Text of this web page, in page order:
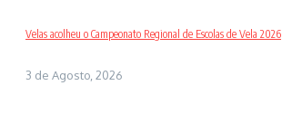
Velas acolheu o Campeonato Regional de Escolas de Vela 2026
3 de Agosto, 2026